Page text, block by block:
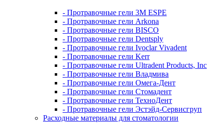
- Протравочные гели 3М ESPE
- Протравочные гели Arkona
- Протравочные гели BISCO
- Протравочные гели Dentsply
- Протравочные гели Ivoclar Vivadent
- Протравочные гели Kerr
- Протравочные гели Ultradent Products, Inc
- Протравочные гели Владмива
- Протравочные гели Омега-Дент
- Протравочные гели Стомадент
- Протравочные гели ТехноДент
- Протравочные гели Эстэйд-Сервисгруп
Расходные материалы для стоматологии